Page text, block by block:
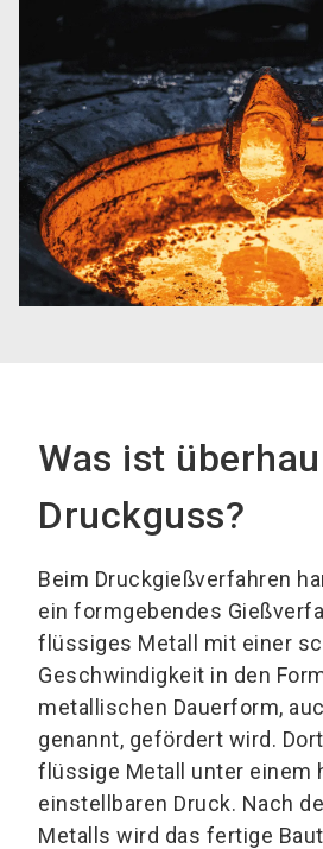
Was ist
Druckguss?
Beim Druckgießverfahren
ein formgebendes
flüssiges Metall mit einer
Geschwindigkeit in den
metallischen Dauerform,
genannt, gefördert wird.
flüssige Metall unter einem
einstellbaren Druck. Nach
Metalls wird das fertige